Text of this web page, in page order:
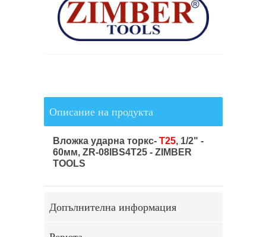
Описание на продукта
Вложка ударна торкс- Т25, 1/2" -
60мм, ZR-08IBS4T25 - ZIMBER
TOOLS
Допълнителна информация